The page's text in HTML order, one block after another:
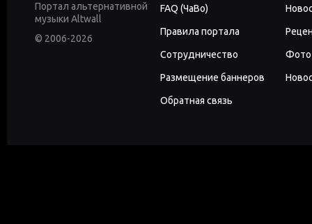
Портал альтернативной
музыки Altwall
© 2006-2026
FAQ (ЧаВо)
Правила портала
Сотрудничество
Размещение баннеров
Обратная связь